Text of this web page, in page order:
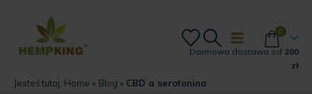
0
Darmowa dostawa od 200
zł
Jesteś tutaj: Home » Blog » CBD a serotonina